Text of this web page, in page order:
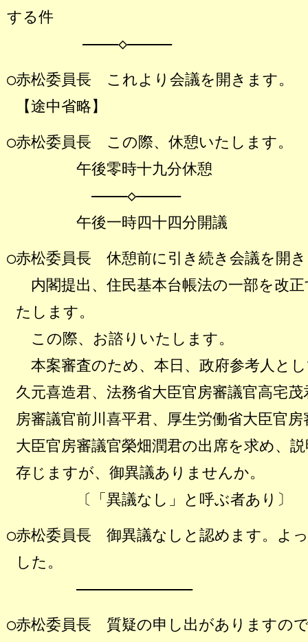
する件
――――◇―――――
○赤松委員長 これより会議を開きます。
【途中省略】
○赤松委員長 この際、休憩いたします。
午後零時十九分休憩
――――◇―――――
午後一時四十四分開議
○赤松委員長 休憩前に引き続き会議を開
内閣提出、住民基本台帳法の一部を改
たします。
この際、お諮りいたします。
本案審査のため、本日、政府参考人と
久元喜造君、法務省大臣官房審議官高宅
房審議官前川喜平君、厚生労働省大臣官
大臣官房審議官榮畑潤君の出席を求め、
存じますが、御異議ありませんか。
〔「異議なし」と呼ぶ者あり〕
○赤松委員長 御異議なしと認めます。よ
した。
―――――――――――――
○赤松委員長 質疑の申し出がありますの